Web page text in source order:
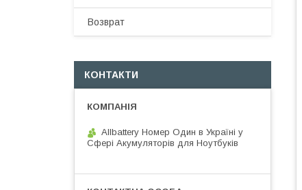
Возврат
КОНТАКТИ
Allbattery Номер Один в Україні у
Сфері Акумуляторів для Ноутбуків